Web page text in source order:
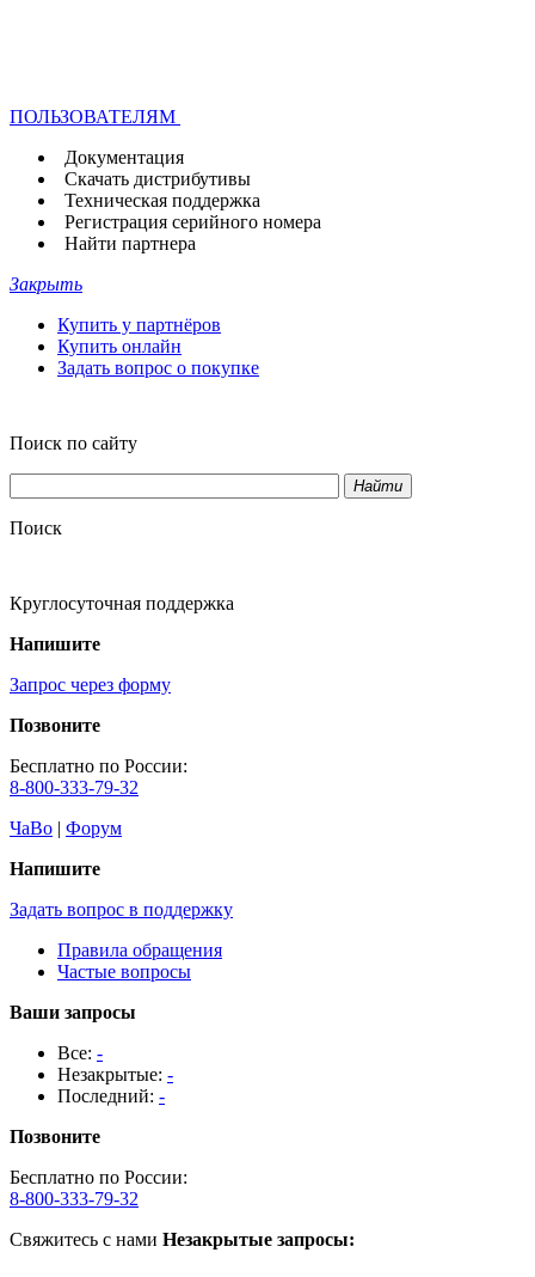
ПОЛЬЗОВАТЕЛЯМ
Документация
Скачать дистрибутивы
Техническая поддержка
Регистрация серийного номера
Найти партнера
Закрыть
Купить у партнёров
Купить онлайн
Задать вопрос о покупке
Поиск по сайту
Найти
Поиск
Круглосуточная поддержка
Напишите
Запрос через форму
Позвоните
Бесплатно по России:
8-800-333-79-32
ЧаВо | Форум
Напишите
Задать вопрос в поддержку
Правила обращения
Частые вопросы
Ваши запросы
Все: -
Незакрытые: -
Последний: -
Позвоните
Бесплатно по России:
8-800-333-79-32
Свяжитесь с нами Незакрытые запросы: